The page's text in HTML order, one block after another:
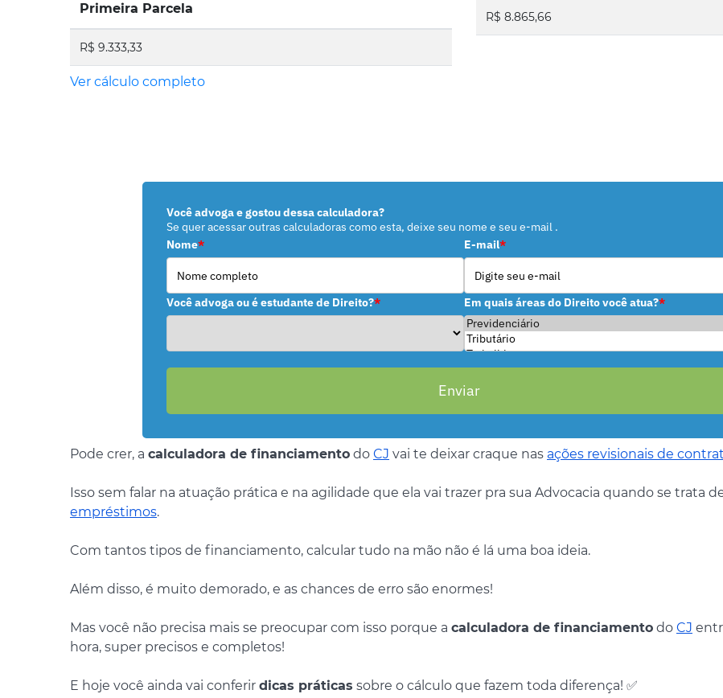
Primeira Parcela
R$ 9.333,33
Ver cálculo completo
R$ 8.865,66
Você advoga e gostou dessa calculadora?
Se quer acessar outras calculadoras como esta, deixe seu nome e seu e-mail .
Nome* E-mail*
Você advoga ou é estudante de Direito?* Em quais áreas do Direito você atua?*
Enviar
Pode crer, a calculadora de financiamento do CJ vai te deixar craque nas ações revisionais de
Isso sem falar na atuação prática e na agilidade que ela vai trazer pra sua Advocacia quando se trata
empréstimos.
Com tantos tipos de financiamento, calcular tudo na mão não é lá uma boa ideia.
Além disso, é muito demorado, e as chances de erro são enormes!
Mas você não precisa mais se preocupar com isso porque a calculadora de financiamento do CJ
hora, super precisos e completos!
E hoje você ainda vai conferir dicas práticas sobre o cálculo que fazem toda diferença! ✅